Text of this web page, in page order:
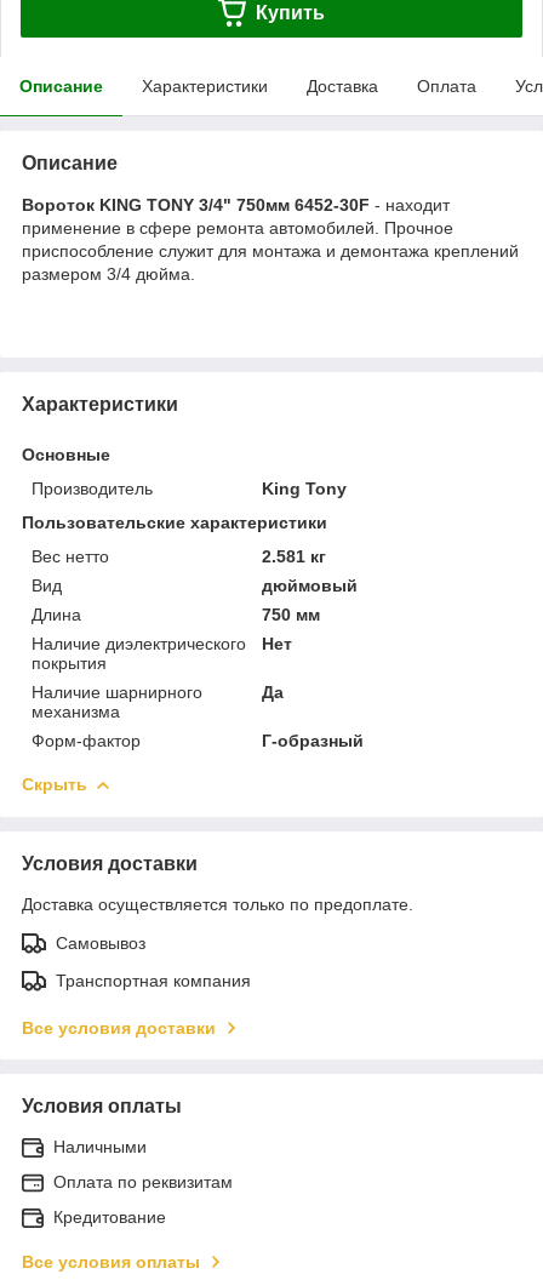
Купить
Описание Характеристики Доставка Оплата
Описание
Вороток KING TONY 3/4" 750мм 6452-30F - находит
применение в сфере ремонта автомобилей. Прочное
приспособление служит для монтажа и демонтажа креплений
размером 3/4 дюйма.
Характеристики
Основные
Производитель
King Tony
Пользовательские характеристики
Вес нетто
2.581 кг
Вид
дюймовый
Длина
750 мм
Наличие диэлектрического
покрытия
Нет
Наличие шарнирного
механизма
Да
Форм-фактор Г-образный
Скрыть
Условия доставки
Доставка осуществляется только по предоплате.
Самовывоз
Транспортная компания
Все условия доставки
Условия оплаты
Наличными
Оплата по реквизитам
Кредитование
Все условия оплаты